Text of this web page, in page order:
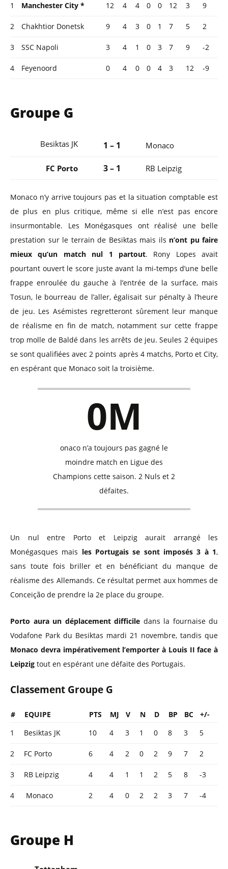
1
Manchester City * 12 4 4 0 0 12 3 9
2 Chakhtior Donetsk 9 4 3 0 1 7 5 2
3 SSC Napoli 3 4 1 0 3 7 9 -2
4 Feyenoord 0 4 0 0 4 3 12 -9
Groupe G
Besiktas JK 1 – 1 Monaco
FC Porto 3 – 1 RB Leipzig
Monaco n’y arrive toujours pas et la situation comptable est
de plus en plus critique, même si elle n’est pas encore
insurmontable. Les Monégasques ont réalisé une belle
prestation sur le terrain de Besiktas mais ils n’ont pu faire
mieux qu’un match nul 1 partout. Rony Lopes avait
pourtant ouvert le score juste avant la mi-temps d’une belle
frappe enroulée du gauche à l’entrée de la surface, mais
Tosun, le bourreau de l’aller, égalisait sur pénalty à l’heure
de jeu. Les Asémistes regretteront sûrement leur manque
de réalisme en fin de match, notamment sur cette frappe
trop molle de Baldé dans les arrêts de jeu. Seules 2 équipes
se sont qualifiées avec 2 points après 4 matchs, Porto et City,
en espérant que Monaco soit la troisième.
0M
onaco n’a toujours pas gagné le
moindre match en Ligue des
Champions cette saison. 2 Nuls et 2
défaites.
Un nul entre Porto et Leipzig aurait arrangé les
Monégasques mais les Portugais se sont imposés 3 à 1,
sans toute fois briller et en bénéficiant du manque de
réalisme des Allemands. Ce résultat permet aux hommes de
Conceição de prendre la 2e place du groupe.
Porto aura un déplacement difficile dans la fournaise du
Vodafone Park du Besiktas mardi 21 novembre, tandis que
Monaco devra impérativement l’emporter à Louis II face à
Leipzig tout en espérant une défaite des Portugais.
Classement Groupe G
# EQUIPE PTS MJ V N D BP BC
+/-
1
Besiktas JK 10 4 3 1 0 8 3 5
2 FC Porto 6 4 2 0 2 9 7 2
3 RB Leipzig 4 4 1 1 2 5 8 -3
4 Monaco 2 4 0 2 2 3 7 -4
Groupe H